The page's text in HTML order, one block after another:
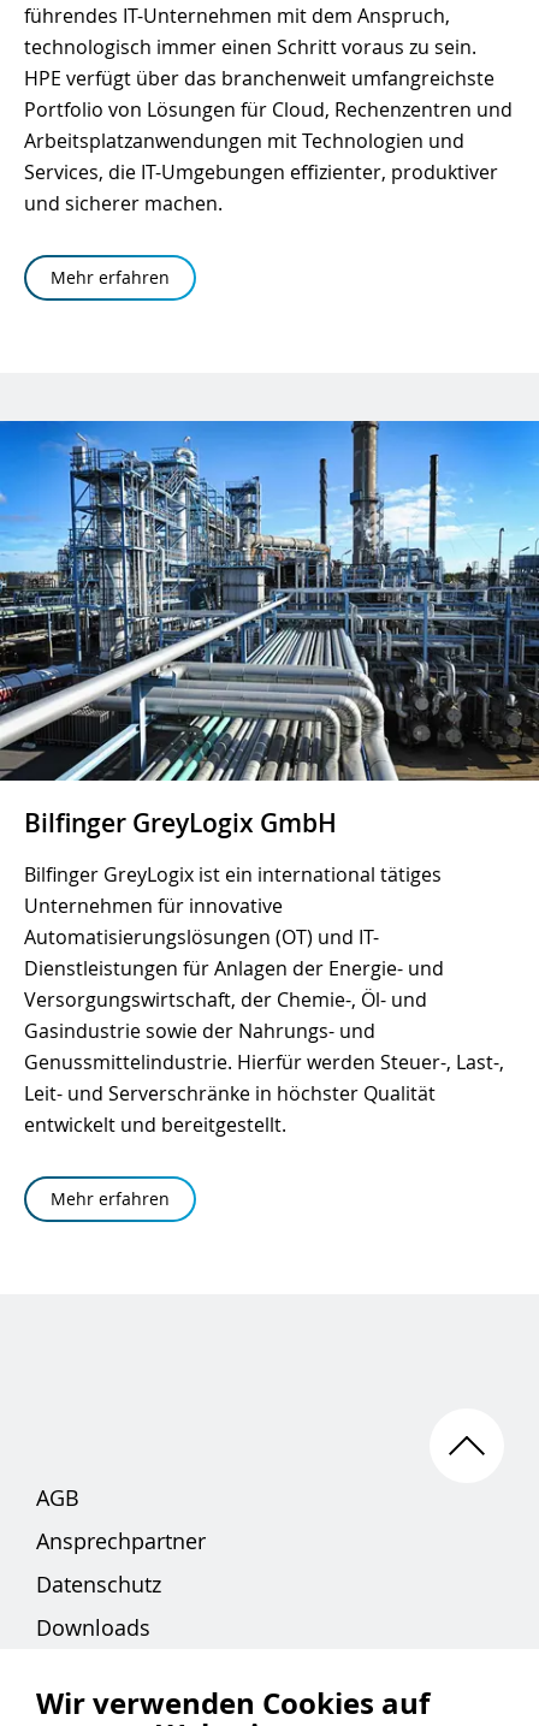
führendes IT-Unternehmen mit dem Anspruch,
technologisch immer einen Schritt voraus zu sein.
HPE verfügt über das branchenweit umfangreichste
Portfolio von Lösungen für Cloud, Rechenzentren und
Arbeitsplatzanwendungen mit Technologien und
Services, die IT-Umgebungen effizienter, produktiver
und sicherer machen.
Mehr erfahren
Bilfinger GreyLogix GmbH
Bilfinger GreyLogix ist ein international tätiges
Unternehmen für innovative
Automatisierungslösungen (OT) und IT-
Dienstleistungen für Anlagen der Energie- und
Versorgungswirtschaft, der Chemie-, Öl- und
Gasindustrie sowie der Nahrungs- und
Genussmittelindustrie. Hierfür werden Steuer-, Last-,
Leit- und Serverschränke in höchster Qualität
entwickelt und bereitgestellt.
Mehr erfahren
AGB
Ansprechpartner
Datenschutz
Downloads
Wir verwenden Cookies auf